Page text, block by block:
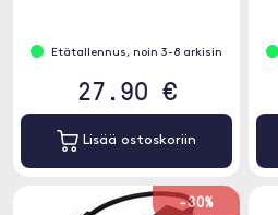
Etätallennus, noin 3-8 arkisin
27.90 €
Lisää ostoskoriin
-30%